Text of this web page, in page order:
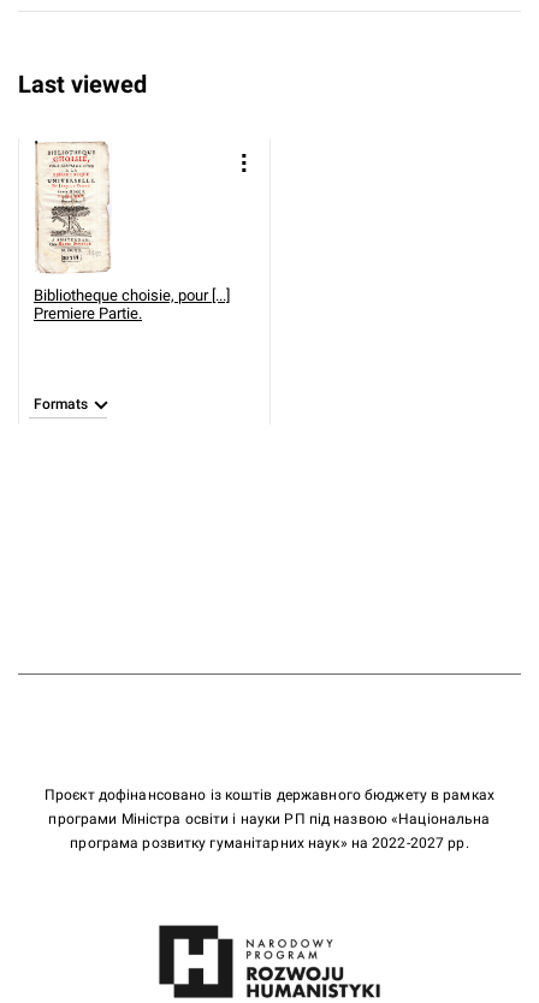
Last viewed
Bibliotheque choisie, pour [...]
Premiere Partie.
Formats
Проєкт дофінансовано із коштів державного бюджету в рамках
програми Міністра освіти і науки РП під назвою «Національна
програма розвитку гуманітарних наук» на 2022-2027 рр.